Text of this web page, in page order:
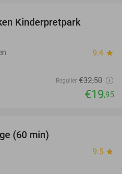
Kinderpretpark
9.4 star
Regulier €32,50
€19,95
(60 min)
9.5 star